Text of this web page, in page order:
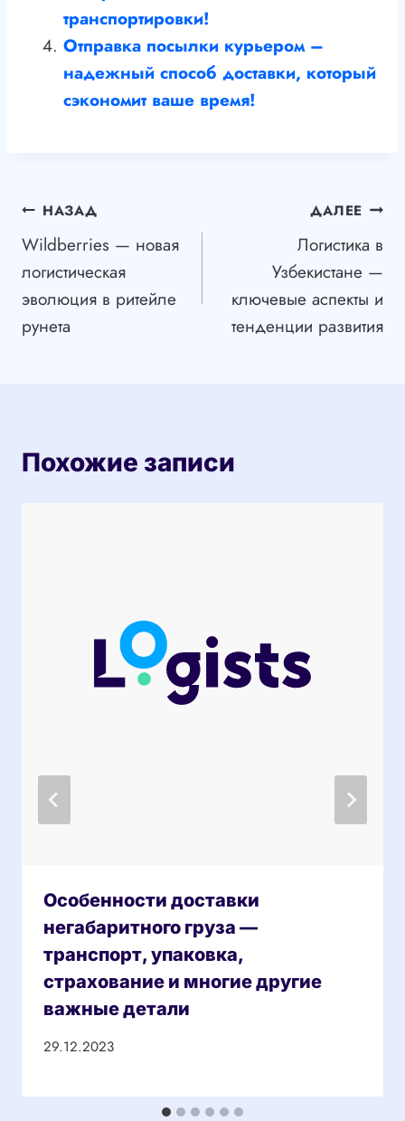
транспортировки!
Отправка посылки курьером –
надежный способ доставки, который
сэкономит ваше время!
Навигация
по
записям
НАЗАД
Wildberries — новая
логистическая
эволюция в ритейле
рунета
ДАЛЕЕ
Логистика в
Узбекистане —
ключевые аспекты и
тенденции развития
Похожие записи
Особенности доставки
негабаритного груза —
транспорт, упаковка,
страхование и многие другие
важные детали
29.12.2023